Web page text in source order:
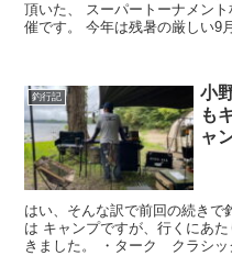
頂いた、 スーパートーナメント相模湖戦以来11ヶ月ぶりの相模湖開
催です。 今年は残暑の厳しい9月でしたが、当日は気温21度で雨の降
釣行記
小
も
ャ
はい、そんな訳で前回の続きで
は キャンプですが、行くにあたり今回初導入の物の下準備をしてい
きました。 ・ターク クラシックフライパン シーズニング 鉄のフ